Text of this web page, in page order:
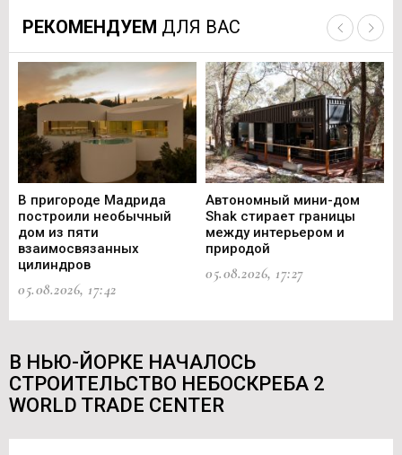
РЕКОМЕНДУЕМ ДЛЯ ВАС
В пригороде Мадрида
построили необычный
дом из пяти
взаимосвязанных
цилиндров
05.08.2026, 17:42
Автономный мини-дом
Shak стирает границы
между интерьером и
природой
05.08.2026, 17:27
В НЬЮ-ЙОРКЕ НАЧАЛОСЬ
СТРОИТЕЛЬСТВО НЕБОСКРЕБА 2
WORLD TRADE CENTER